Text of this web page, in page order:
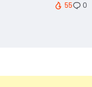
55 0